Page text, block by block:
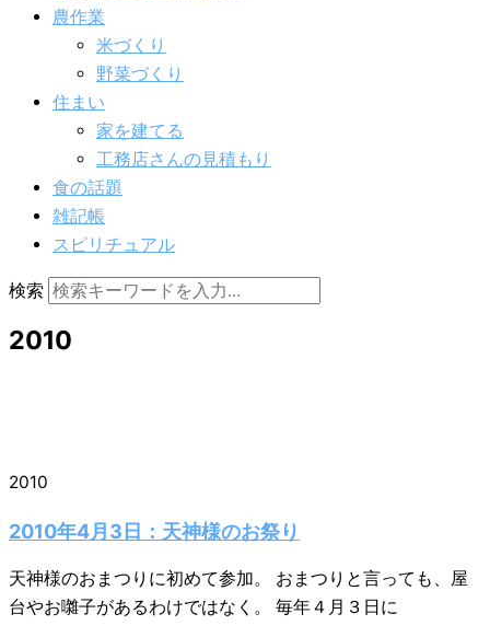
農作業
米づくり
野菜づくり
住まい
家を建てる
工務店さんの見積もり
食の話題
雑記帳
スピリチュアル
検索
2010
2010
2010年4月3日：天神様のお祭り
天神様のおまつりに初めて参加。 おまつりと言っても、屋
台やお囃子があるわけではなく。 毎年４月３日に